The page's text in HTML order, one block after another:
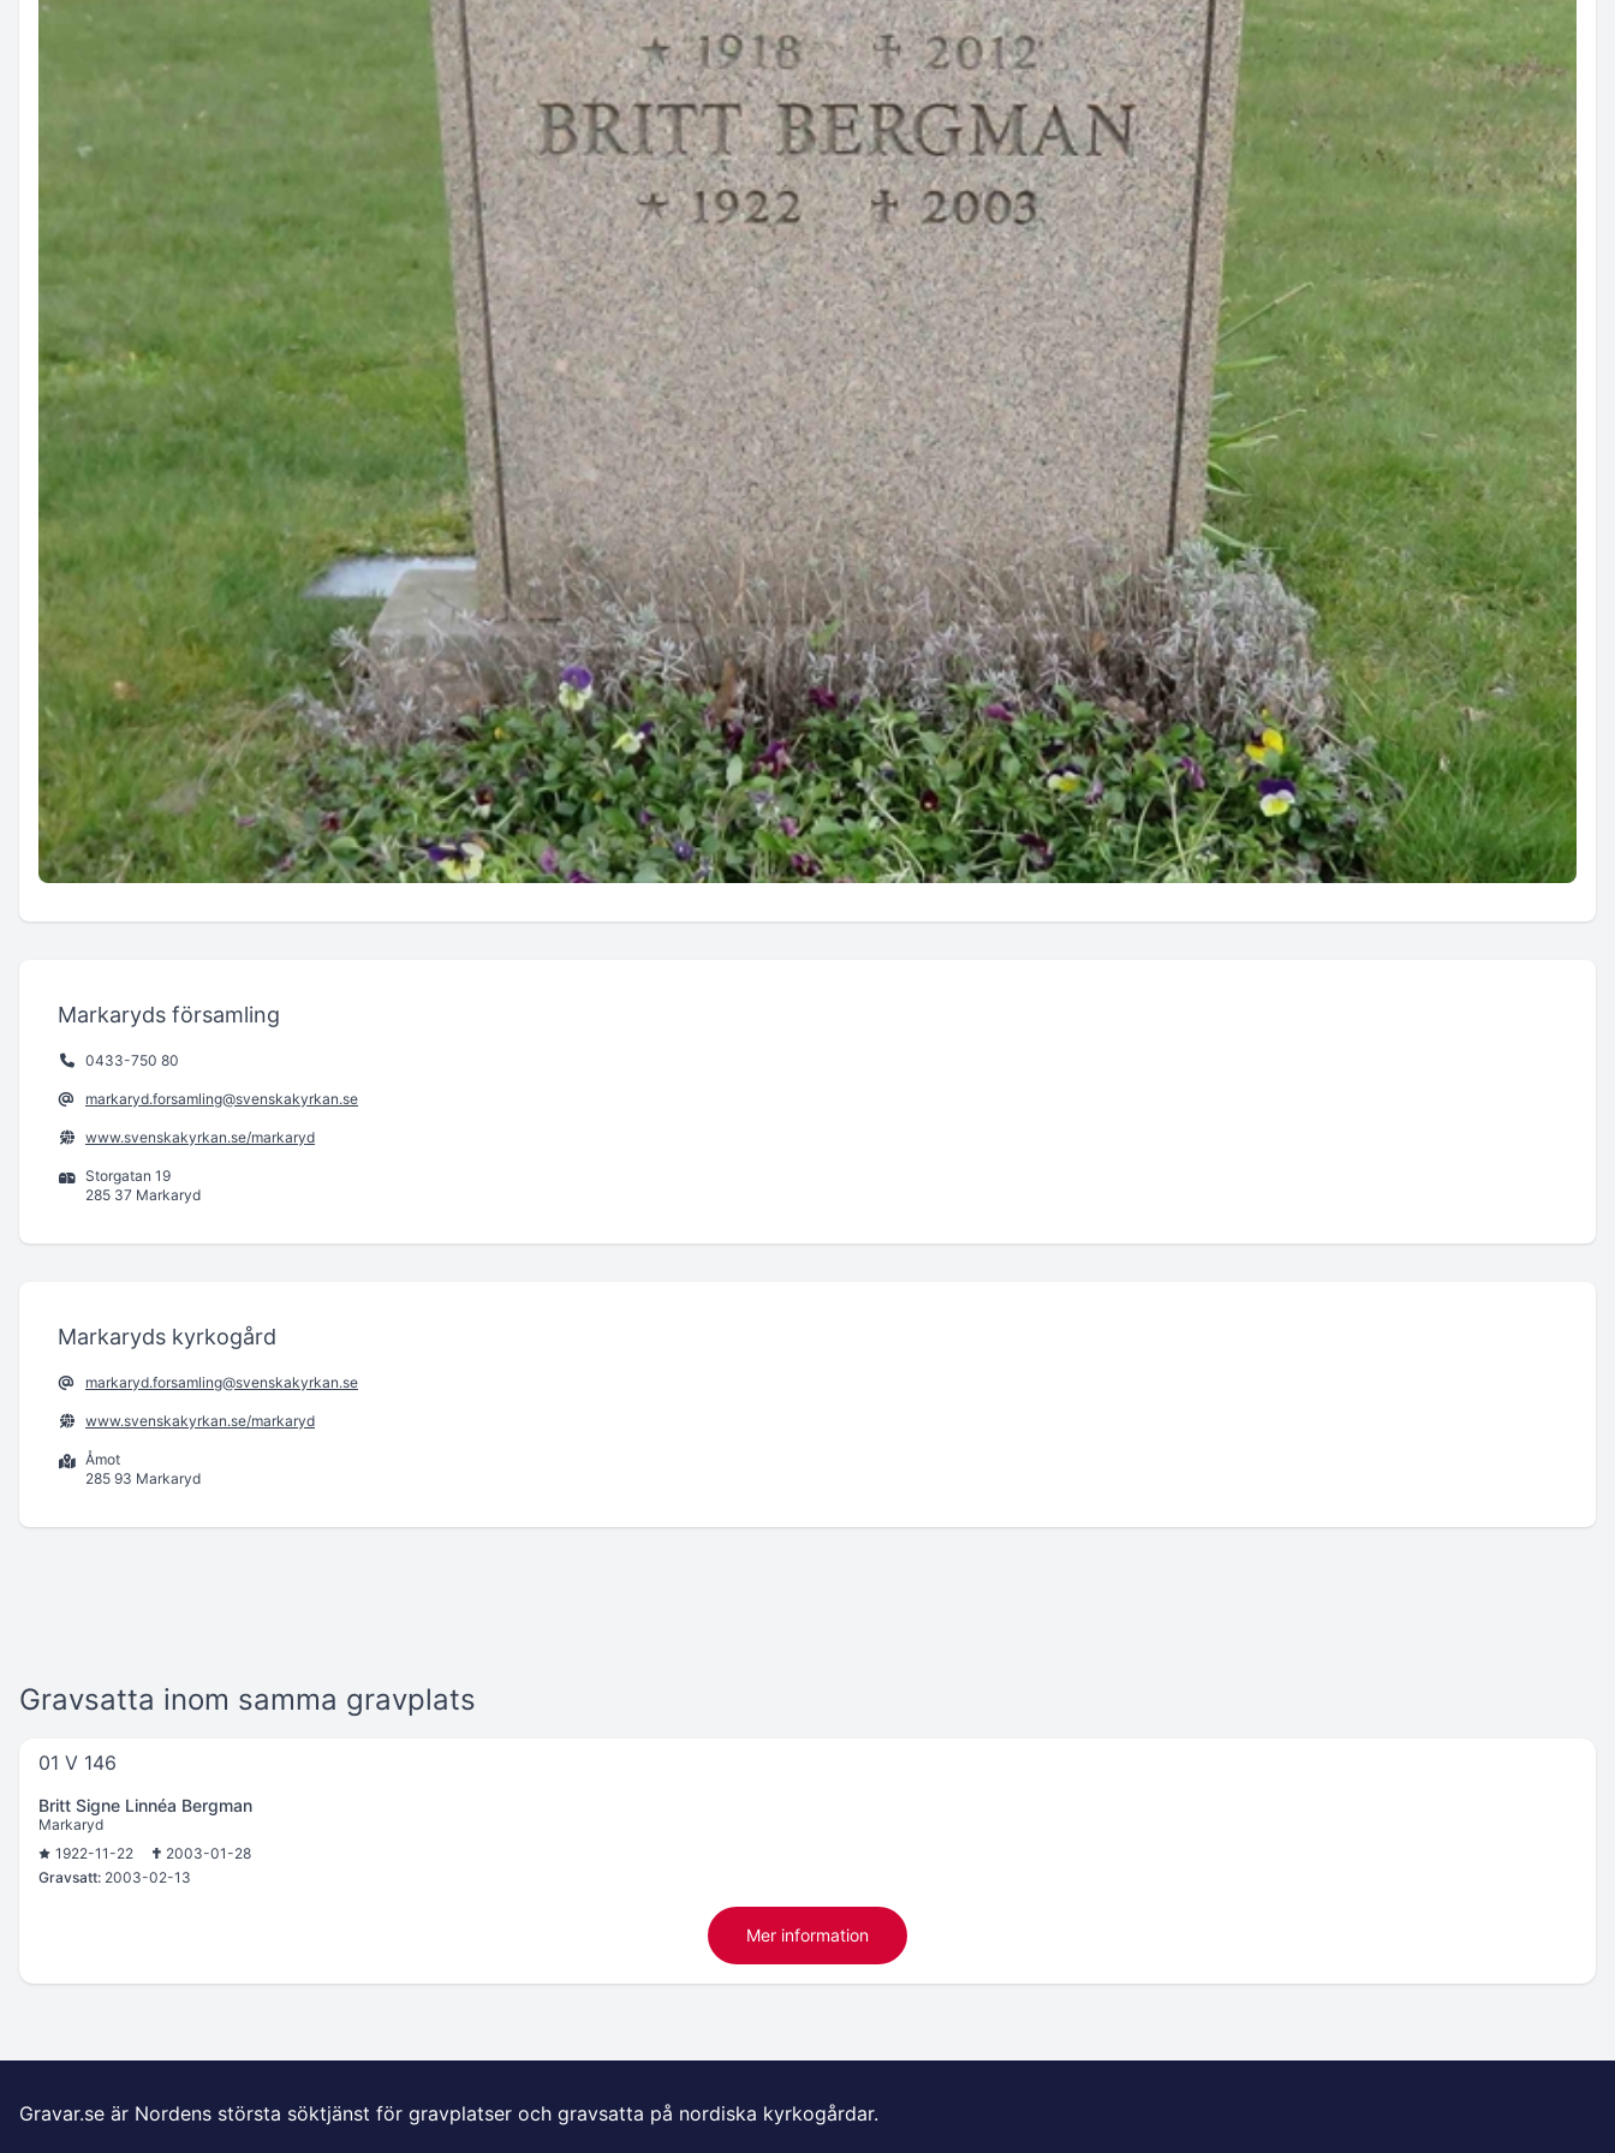
Markaryds församling
0433-750 80
markaryd.forsamling@svenskakyrkan.se
www.svenskakyrkan.se/markaryd
Storgatan 19
285 37 Markaryd
Markaryds kyrkogård
markaryd.forsamling@svenskakyrkan.se
www.svenskakyrkan.se/markaryd
Åmot
285 93 Markaryd
Gravsatta inom samma gravplats
01 V 146
Britt Signe Linnéa Bergman
Markaryd
1922-11-22
2003-01-28
Gravsatt: 2003-02-13
Mer information
Gravar.se är Nordens största söktjänst för gravplatser och gravsatta på nordiska kyrkogårdar.